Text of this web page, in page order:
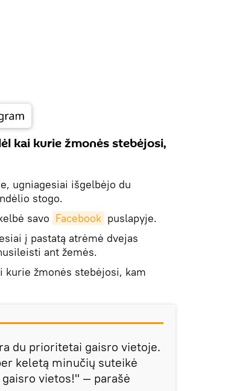
kai kurie žmonės stebėjosi,
ugniagesiai išgelbėjo du
stogo.
savo Facebook puslapyje.
į pastatą atrėmė dvejas
ant žemės.
kurie žmonės stebėjosi, kam
du prioritetai gaisro vietoje.
keletą minučių suteikė
vietos!" — parašė